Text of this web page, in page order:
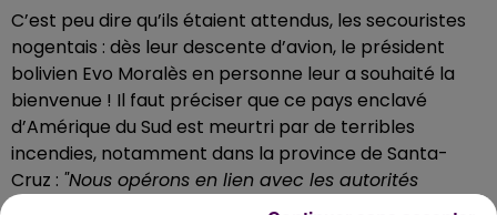
C’est peu dire qu’ils étaient attendus, les secouristes
nogentais : dès leur descente d’avion, le président
bolivien Evo Moralès en personne leur a souhaité la
bienvenue ! Il faut préciser que ce pays enclavé
d’Amérique du Sud est meurtri par de terribles
incendies, notamment dans la province de Santa-
Cruz : "Nous opérons en lien avec les autorités
locales établies dans la région de San Ignacio de